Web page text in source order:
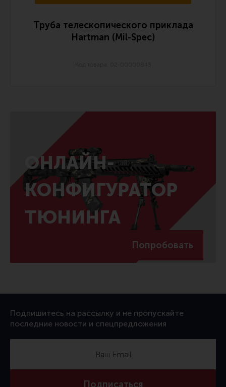
Труба телескопического приклада
Hartman (Mil-Spec)
ОНЛАЙН-
КОНФИГУРАТОР
ТЮНИНГА
Попробовать
Подпишитесь на рассылку и не пропускайте
последние новости и спецпредложения
Подписаться